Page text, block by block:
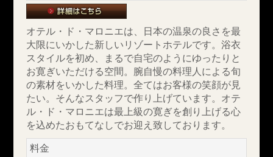
オテル・ド・マロニエは、日本の温泉の良さを最
大限にいかした新しいリゾートホテルです。浴衣
スタイルを初め、まるで自宅のようにゆったりと
お寛ぎいただける空間。腕自慢の料理人による旬
の素材をいかした料理。全てはお客様の笑顔が見
たい。そんなスタッフで作り上げています。オテ
ル・ド・マロニエは最上級の寛ぎを創り上げる心
を込めたおもてなしでお迎え致しております。
料金